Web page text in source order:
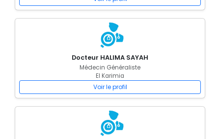
Docteur HALIMA SAYAH
Médecin Généraliste
El Karimia
Voir le profil